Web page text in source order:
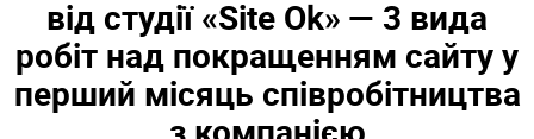
від студії «Site Ok» — 3 вида
робіт над покращенням сайту у
перший місяць співробітництва